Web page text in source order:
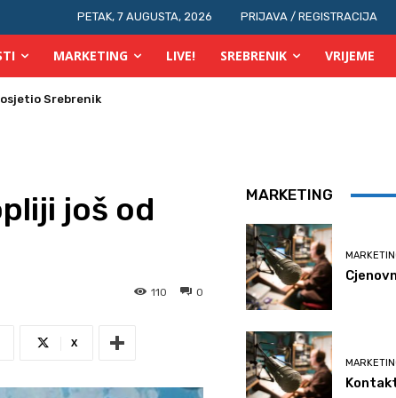
PETAK, 7 AUGUSTA, 2026 PRIJAVA / REGISTRACIJA
MARKETING LIVE! SREBRENIK VRIJEME
još od
0
110
X
MARKETING